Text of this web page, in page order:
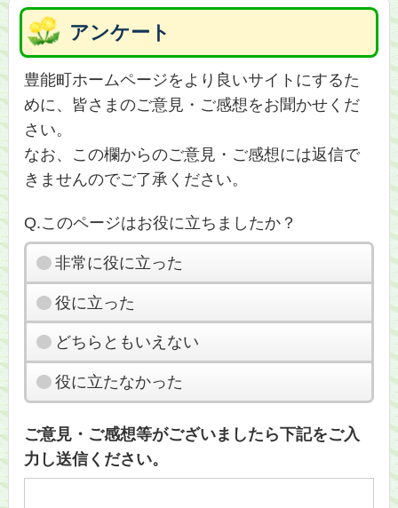
アンケート
豊能町ホームページをより良いサイトにするた
めに、皆さまのご意見・ご感想をお聞かせくだ
さい。
なお、この欄からのご意見・ご感想には返信で
きませんのでご了承ください。
Q.このページはお役に立ちましたか？
非常に役に立った
役に立った
どちらともいえない
役に立たなかった
ご意見・ご感想等がございましたら下記をご入
力し送信ください。